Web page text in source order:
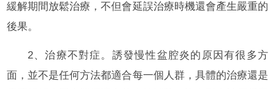
緩解期間放鬆治療，不但會延誤治療時機還會產生嚴重的
後果。
2、治療不對症。誘發慢性盆腔炎的原因有很多方
面，並不是任何方法都適合每一個人群，具體的治療還是